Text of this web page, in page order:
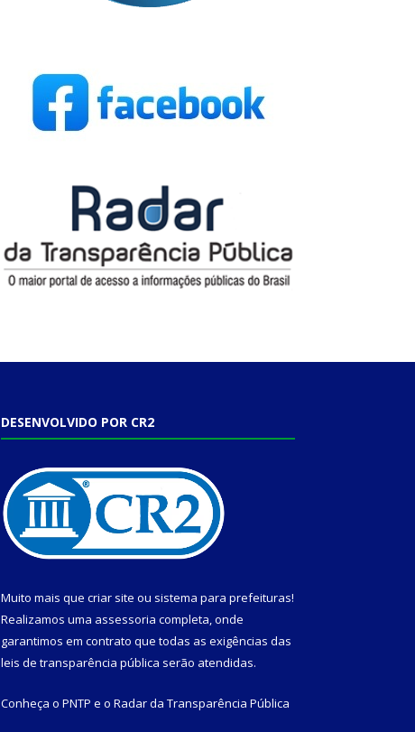
DESENVOLVIDO POR CR2
Muito mais que criar site ou sistema para prefeituras!
Realizamos uma assessoria completa, onde
garantimos em contrato que todas as exigências das
leis de transparência pública serão atendidas.
Conheça o PNTP e o Radar da Transparência Pública